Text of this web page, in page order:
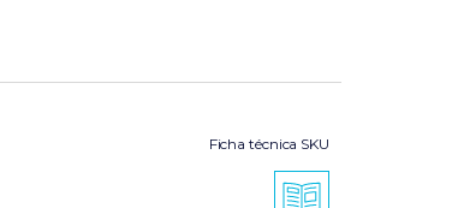
Ficha técnica SKU